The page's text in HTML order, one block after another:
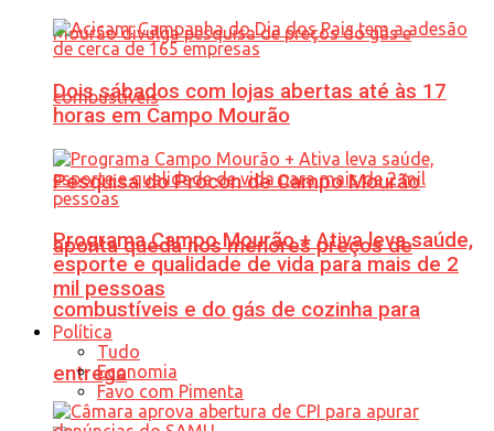
Pesquisa do Procon de Campo Mourão
aponta queda nos menores preços de
combustíveis e do gás de cozinha para
entrega
Dois sábados com lojas abertas até às 17
horas em Campo Mourão
Programa Campo Mourão + Ativa leva saúde,
esporte e qualidade de vida para mais de 2
mil pessoas
Política
Tudo
Economia
Favo com Pimenta